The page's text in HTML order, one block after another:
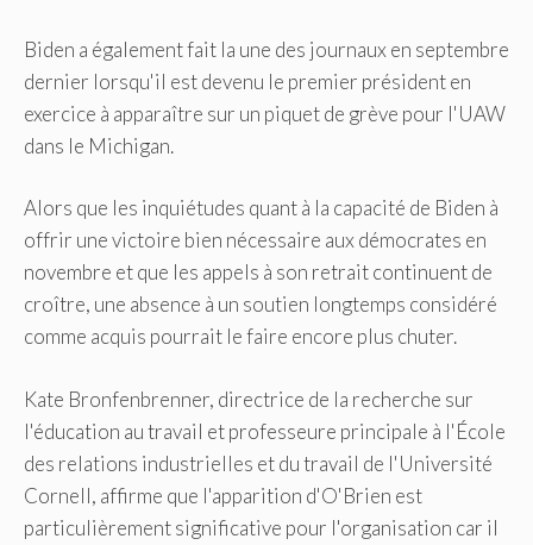
Biden a également fait la une des journaux en septembre
dernier lorsqu'il est devenu le premier président en
exercice à apparaître sur un piquet de grève pour l'UAW
dans le Michigan.
Alors que les inquiétudes quant à la capacité de Biden à
offrir une victoire bien nécessaire aux démocrates en
novembre et que les appels à son retrait continuent de
croître, une absence à un soutien longtemps considéré
comme acquis pourrait le faire encore plus chuter.
Kate Bronfenbrenner, directrice de la recherche sur
l'éducation au travail et professeure principale à l'École
des relations industrielles et du travail de l'Université
Cornell, affirme que l'apparition d'O'Brien est
particulièrement significative pour l'organisation car il